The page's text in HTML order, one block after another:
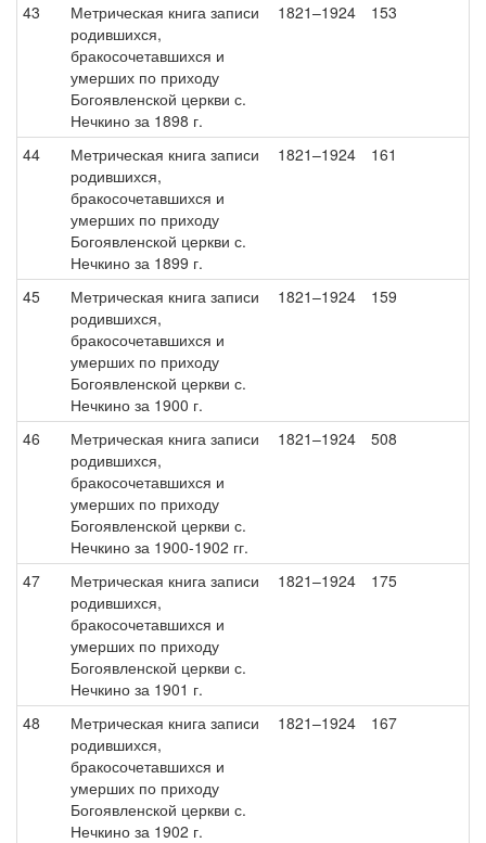
43
Метрическая книга записи
родившихся,
бракосочетавшихся и
умерших по приходу
Богоявленской церкви с.
Нечкино за 1898 г.
1821–1924 153
44
Метрическая книга записи
родившихся,
бракосочетавшихся и
умерших по приходу
Богоявленской церкви с.
Нечкино за 1899 г.
1821–1924 161
45
Метрическая книга записи
родившихся,
бракосочетавшихся и
умерших по приходу
Богоявленской церкви с.
Нечкино за 1900 г.
1821–1924 159
46
Метрическая книга записи
родившихся,
бракосочетавшихся и
умерших по приходу
Богоявленской церкви с.
Нечкино за 1900-1902 гг.
1821–1924 508
47
Метрическая книга записи
родившихся,
бракосочетавшихся и
умерших по приходу
Богоявленской церкви с.
Нечкино за 1901 г.
1821–1924 175
48
Метрическая книга записи
родившихся,
бракосочетавшихся и
умерших по приходу
Богоявленской церкви с.
Нечкино за 1902 г.
1821–1924 167